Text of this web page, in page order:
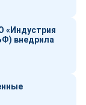
внедрила